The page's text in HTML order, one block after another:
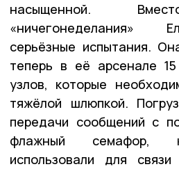
насыщенной.
«ничегонеделания»
серьёзные испытания.
теперь в её арсенале
узлов, которые
тяжёлой шлюпкой.
передачи сообщений с
флажный семафор,
использовали для